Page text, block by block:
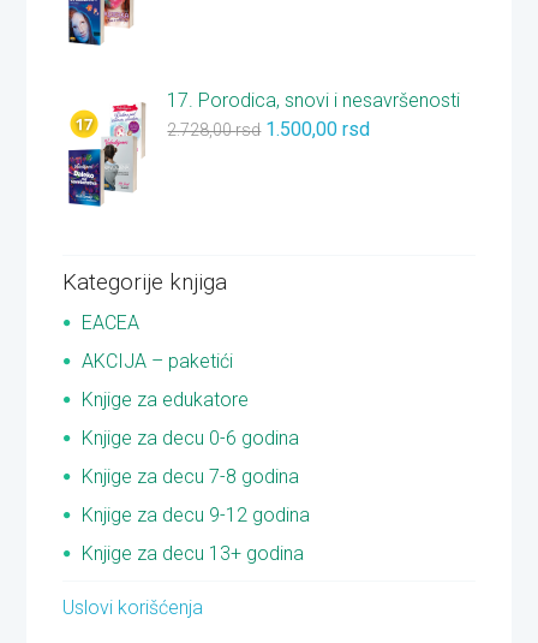
17. Porodica, snovi i nesavršenosti
2.728,00rsd 1.500,00rsd
Kategorije knjiga
EACEA
AKCIJA – paketići
Knjige za edukatore
Knjige za decu 0-6 godina
Knjige za decu 7-8 godina
Knjige za decu 9-12 godina
Knjige za decu 13+ godina
Uslovi korišćenja